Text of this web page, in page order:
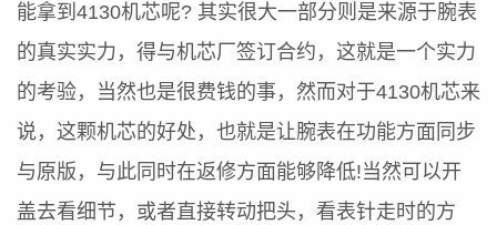
能拿到4130机芯呢? 其实很大一部分则是来源于腕表
的真实实力，得与机芯厂签订合约，这就是一个实力
的考验，当然也是很费钱的事，然而对于4130机芯来
说，这颗机芯的好处，也就是让腕表在功能方面同步
与原版，与此同时在返修方面能够降低!当然可以开
盖去看细节，或者直接转动把头，看表针走时的方